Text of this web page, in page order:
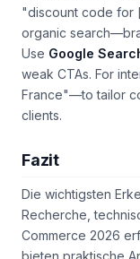
What are the
Monitor
"discount code for
organic
UseGoogle
weak CTAs. For
clients.
Fazit
Die wichtigsten